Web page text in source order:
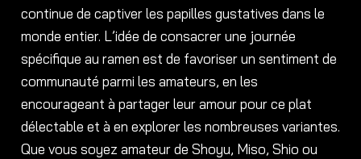
continue de captiver les papilles gustatives dans le
monde entier. L’idée de consacrer une journée
spécifique au ramen est de favoriser un sentiment de
communauté parmi les amateurs, en les
encourageant à partager leur amour pour ce plat
délectable et à en explorer les nombreuses variantes.
Que vous soyez amateur de Shoyu, Miso, Shio ou